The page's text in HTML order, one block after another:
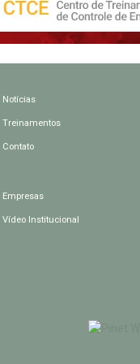
Notícias
Treinamentos
Contato
Empresas
Vídeo Institucional